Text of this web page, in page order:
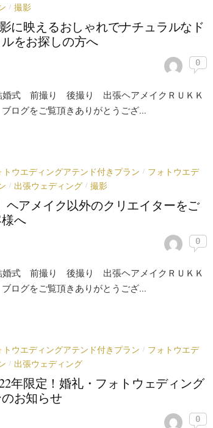
/ 撮影
影に映えるおしゃれでナチュラルなド
をお探しの方へ
0
式 前撮り 後撮り 出張ヘアメイクＲＵＫＫ
ログをご覧頂きありがとうござ...
トウエディングアテンド付きプラン / フォトウエデ
/ 出張ウェディング / 撮影
ヘアメイク以外のクリエイターをご
へ
0
式 前撮り 後撮り 出張ヘアメイクＲＵＫＫ
ログをご覧頂きありがとうござ...
トウエディングアテンド付きプラン / フォトウエデ
/ 出張ウェディング
年限定！婚礼・フォトウェディング
お知らせ
0